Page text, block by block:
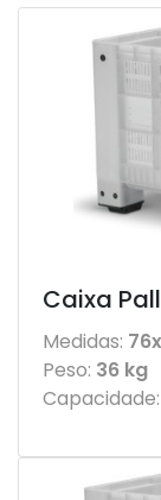
Caixa
Medidas:
Peso: 36 kg
Capacidade: